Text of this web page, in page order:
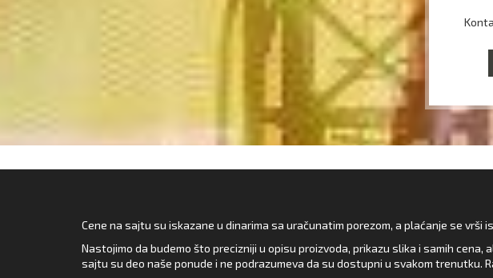
Cene na sajtu su iskazane u dinarima sa uračunatim porezom, a plaćanje se vrši
Nastojimo da budemo što precizniji u opisu proizvoda, prikazu slika i samih
sajtu su deo naše ponude i ne podrazumeva da su dostupni u svakom trenutku.